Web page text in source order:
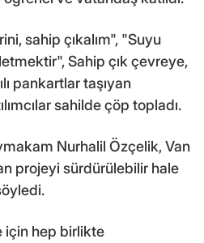
sahip çıkalım", "Suyu
Sahip çık çevreye,
pankartlar taşıyan
sahilde çöp topladı.
Nurhalil Özçelik, Van
projeyi sürdürülebilir hale
için hep birlikte